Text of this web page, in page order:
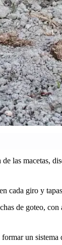
las macetas,
cada giro y
de goteo,
un sistema